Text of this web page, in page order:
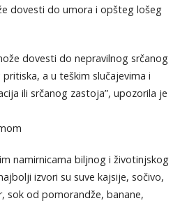
dovesti do umora i opšteg lošeg
dovesti do nepravilnog srčanog
a u teškim slučajevima i
ili srčanog zastoja”, upozorila je
namirnicama biljnog i životinjskog
izvori su suve kajsije, sočivo,
sok od pomorandže, banane,